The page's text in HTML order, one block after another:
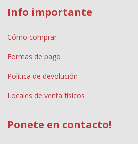
Info importante
Cómo comprar
Formas de pago
Política de devolución
Locales de venta físicos
Ponete en contacto!